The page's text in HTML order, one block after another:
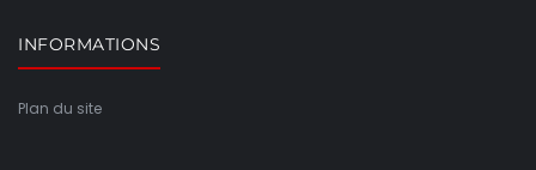
INFORMATIONS
Plan du site